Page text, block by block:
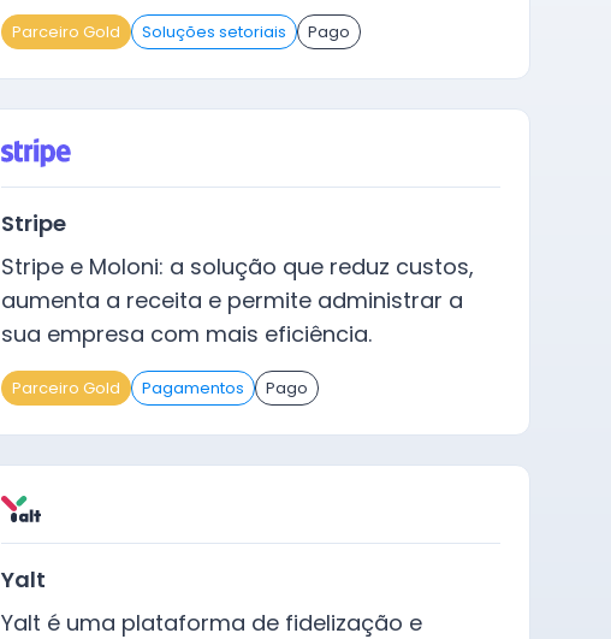
Parceiro Gold Soluções setoriais Pago
Stripe
Stripe e Moloni: a solução que reduz custos,
aumenta a receita e permite administrar a
sua empresa com mais eficiência.
Parceiro Gold Pagamentos Pago
Yalt
Yalt é uma plataforma de fidelização e